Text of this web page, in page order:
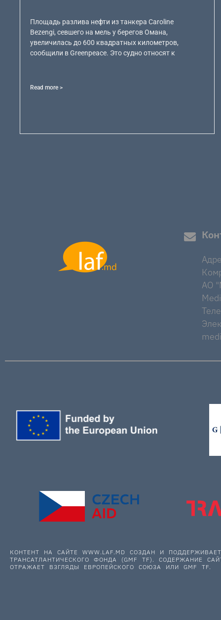
Площадь разлива нефти из танкера Caroline
Bezengi, севшего на мель у берегов Омана,
увеличилась до 600 квадратных километров,
сообщили в Greenpeace. Это судно относят к
Read more >
AO
КОНТЕНТ НА САЙТЕ WWW.LAF.MD СОЗДАН И
ТРАНСАТЛАНТИЧЕСКОГО ФОНДА (GMF TF). СОДЕРЖАНИЕ
ОТРАЖАЕТ ВЗГЛЯДЫ ЕВРОПЕЙСКОГО СОЮЗА ИЛИ GMF TF.